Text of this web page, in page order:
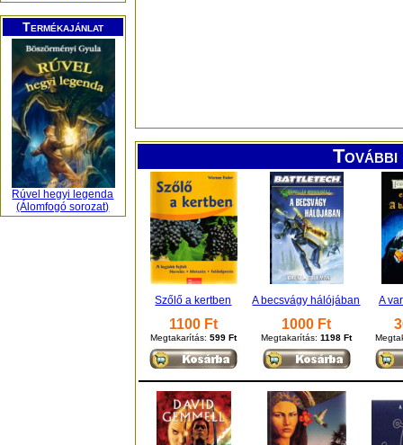
Termékajánlat
Rúvel hegyi legenda
(Álomfogó sorozat)
Szőlő a kertben A becsvágy hálójában A
1100 Ft
Megtakarítás: 599 Ft
1000 Ft
Megtakarítás: 1198 Ft